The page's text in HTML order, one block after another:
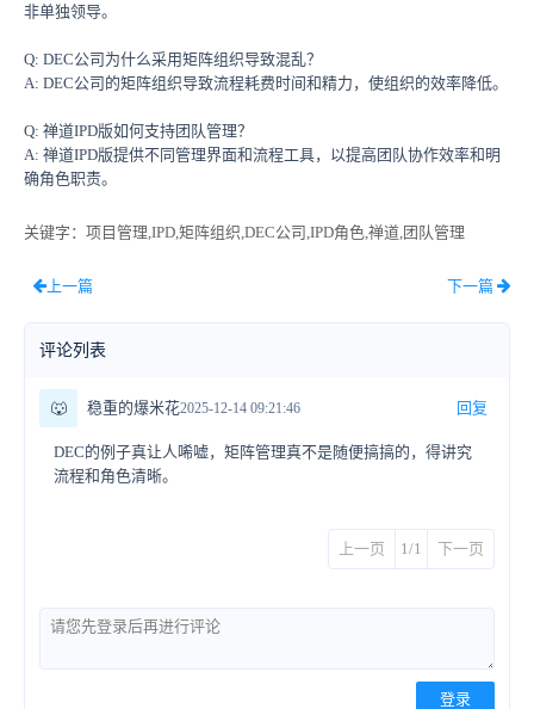
非单独领导。
Q: DEC公司为什么采用矩阵组织导致混乱？
A: DEC公司的矩阵组织导致流程耗费时间和精力，使组织的效率降低。
Q: 禅道IPD版如何支持团队管理？
A: 禅道IPD版提供不同管理界面和流程工具，以提高团队协作效率和明
确角色职责。
关键字 ：项目管理,IPD,矩阵组织,DEC公司,IPD角色,禅道,团队管理
上一篇 下一篇
评论列表
🐺 稳重的爆米花2025-12-14 09:21:46 回复
DEC的例子真让人唏嘘，矩阵管理真不是随便搞搞的，得讲究
流程和角色清晰。
上一页 1/1 下一页
登录